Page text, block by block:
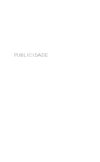
PUBLICIDADE